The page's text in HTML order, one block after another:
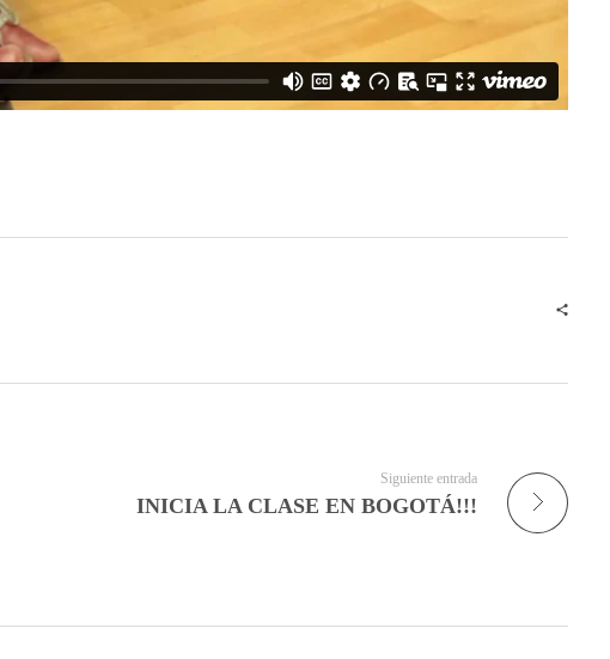
Siguiente entrada
INICIA LA CLASE EN BOGOTÁ!!!